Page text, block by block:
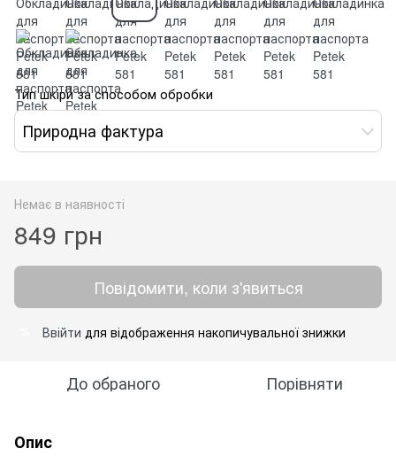
Тип шкіри за способом обробки
Природна фактура
Немає в наявності
849 грн
Повідомити, коли з'явиться
Ввійти для відображення накопичувальної знижки
До обраного Порівняти
Опис